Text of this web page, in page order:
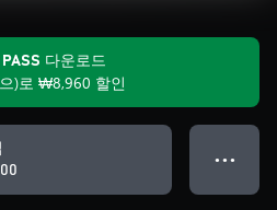
PASS 다운로드
)로 ₩8,960 할인
● ● ●